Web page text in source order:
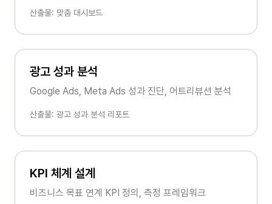
산출물: 맞춤 대시보드
광고 성과 분석
Google Ads, Meta Ads 성과 진단, 어트리뷰션 분석
산출물: 광고 성과 분석 리포트
KPI 체계 설계
비즈니스 목표 연계 KPI 정의, 측정 프레임워크